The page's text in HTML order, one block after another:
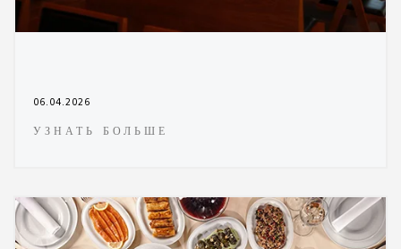
06.04.2026
УЗНАТЬ БОЛЬШЕ